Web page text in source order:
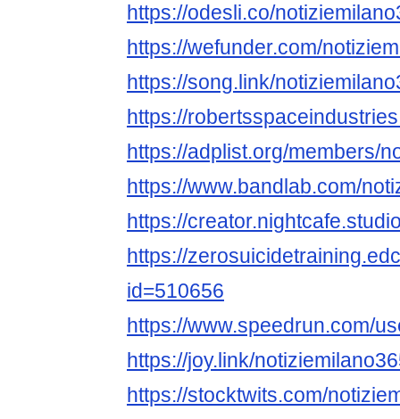
https://odesli.co/
https://wefunder.com/
https://song.link/
https://
https://adplist.org/members/
https://www.bandlab.com/
https://
https://
id=510656
https://www.speedrun.com/
https://joy.link/
https://stocktwits.com/